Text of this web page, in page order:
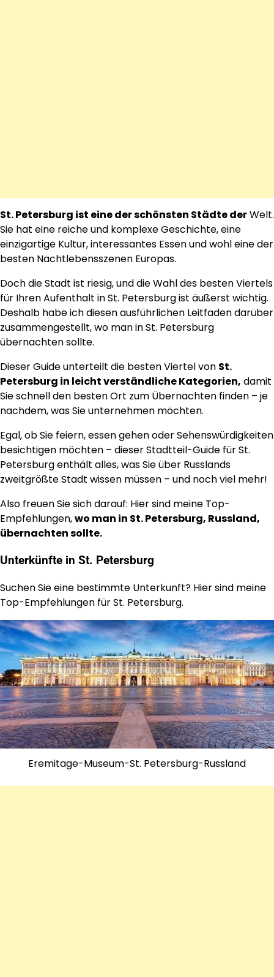
St. Petersburg ist eine der schönsten Städte derWelt.
Sie hat eine reiche und komplexe Geschichte, eine
einzigartige Kultur, interessantes Essen und wohl eine der
besten Nachtlebensszenen Europas.
Doch die Stadt ist riesig, und die Wahl des besten Viertels
für Ihren Aufenthalt in St. Petersburg ist äußerst wichtig.
Deshalb habe ich diesen ausführlichen Leitfaden darüber
zusammengestellt, wo man in St. Petersburg
übernachten sollte.
Dieser Guide unterteilt die besten Viertel von St.
Petersburg in leicht verständliche Kategorien, damit
Sie schnell den besten Ort zum Übernachten finden – je
nachdem, was Sie unternehmen möchten.
Egal, ob Sie feiern, essen gehen oder Sehenswürdigkeiten
besichtigen möchten – dieser Stadtteil-Guide für St.
Petersburg enthält alles, was Sie über Russlands
zweitgrößte Stadt wissen müssen – und noch viel mehr!
Also freuen Sie sich darauf: Hier sind meine Top-
Empfehlungen,wo man in St. Petersburg, Russland,
übernachten sollte.
Unterkünfte in St. Petersburg
Suchen Sie eine bestimmte Unterkunft? Hier sind meine
Top-Empfehlungen für St. Petersburg.
Eremitage-Museum-St. Petersburg-Russland